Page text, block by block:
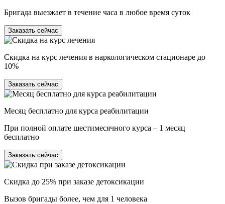
Бригада выезжает в течение часа в любое время суток
Заказать сейчас
Скидка на курс лечения в наркологическом стационаре до
10%
Заказать сейчас
Месяц бесплатно для курса реабилитации
При полной оплате шестимесячного курса – 1 месяц
бесплатно
Заказать сейчас
Скидка до 25% при заказе детоксикации
Вызов бригады более, чем для 1 человека